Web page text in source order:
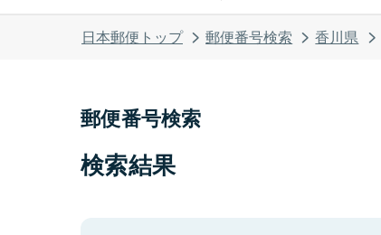
日本郵便トップ 郵便番号検索 香川県
郵便番号検索
検索結果